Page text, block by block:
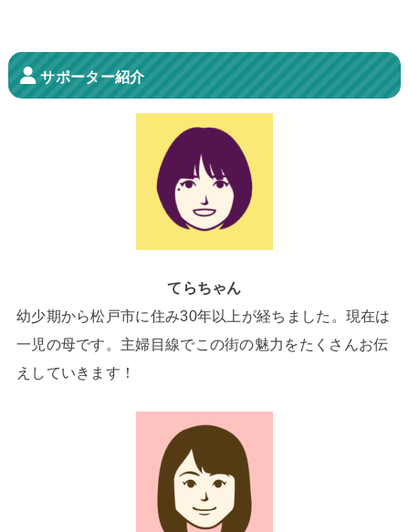
サポーター紹介
てらちゃん
幼少期から松戸市に住み30年以上が経ちました。現在は
一児の母です。主婦目線でこの街の魅力をたくさんお伝
えしていきます！